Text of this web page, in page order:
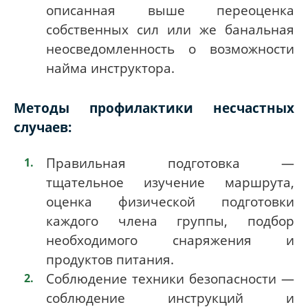
описанная выше переоценка
собственных сил или же банальная
неосведомленность о возможности
найма инструктора.
Методы профилактики несчастных
случаев:
Правильная подготовка —
тщательное изучение маршрута,
оценка физической подготовки
каждого члена группы, подбор
необходимого снаряжения и
продуктов питания.
Соблюдение техники безопасности —
соблюдение инструкций и